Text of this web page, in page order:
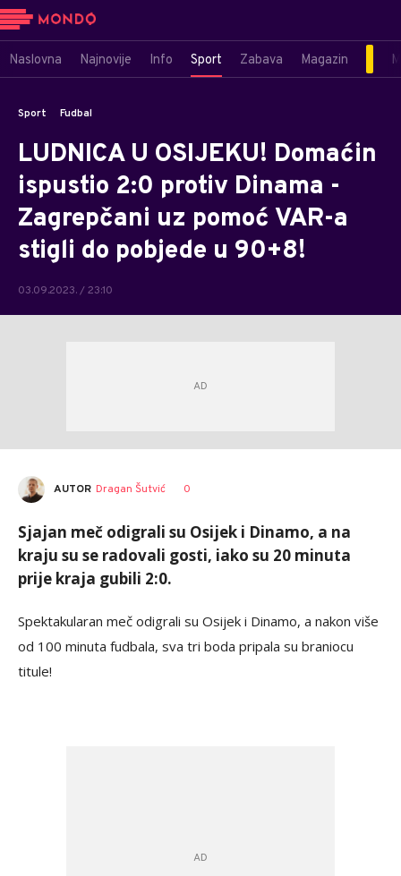
Naslovna Najnovije Info Sport Zabava Magazin
Sport Fudbal
LUDNICA U OSIJEKU! Domaćin
ispustio 2:0 protiv Dinama -
Zagrepčani uz pomoć VAR-a
stigli do pobjede u 90+8!
03.09.2023. / 23:10
AUTOR Dragan Šutvić 0
Sjajan meč odigrali su Osijek i Dinamo, a na
kraju su se radovali gosti, iako su 20 minuta
prije kraja gubili 2:0.
Spektakularan meč odigrali su Osijek i Dinamo, a nakon više
od 100 minuta fudbala, sva tri boda pripala su braniocu
titule!